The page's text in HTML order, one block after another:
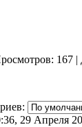
: 167 |
29 Апреля